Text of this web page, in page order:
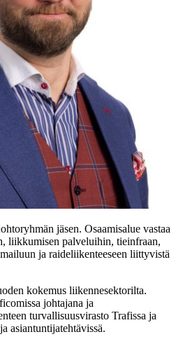
jäsen. Osaamisalue vastaa
liikkumisen palveluihin, tieinfraan,
ja raideliikenteeseen liittyvistä
kokemus liikennesektorilta.
johtajana ja
turvallisuusvirasto Trafissa ja
asiantuntijatehtävissä.